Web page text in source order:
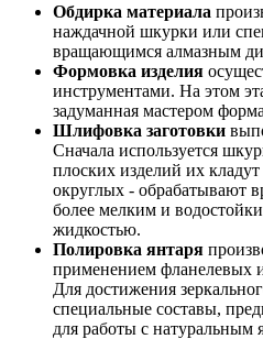
Обдирка материала
наждачной шкурки или
вращающимся алмазным
Формовка изделия
инструментами. На этом
задуманная мастером
Шлифовка заготовки
Сначала используется
плоских изделий их
округлых - обрабатывают
более мелким и
жидкостью.
Полировка янтаря
применением фланелевых
Для достижения
специальные составы,
для работы с натуральным